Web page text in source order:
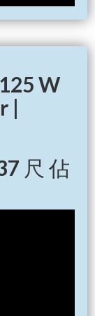
W
|
尺 佔